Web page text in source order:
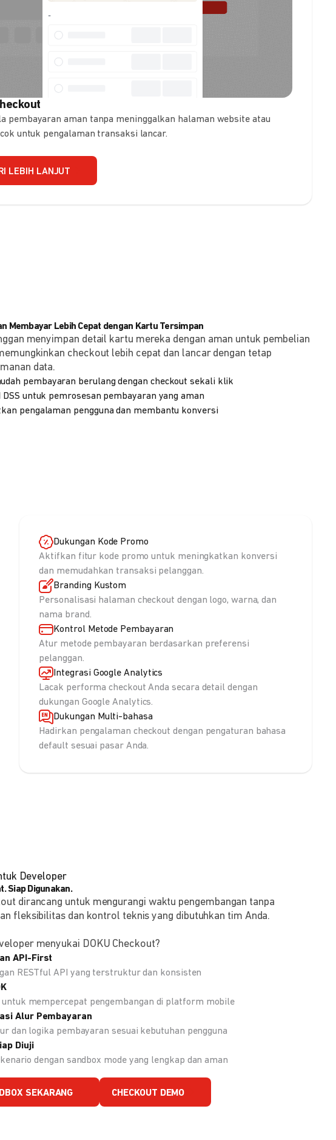
pembayaran aman tanpa meninggalkan halaman website atau
untuk pengalaman transaksi lancar.
LEBIH LANJUT
Membayar Lebih Cepat dengan Kartu Tersimpan
menyimpan detail kartu mereka dengan aman untuk pembelian
checkout lebih cepat dan lancar dengan tetap
data.
pembayaran berulang dengan checkout sekali klik
DSS untuk pemrosesan pembayaran yang aman
pengalaman pengguna dan membantu konversi
Dukungan Kode Promo
Aktifkan fitur kode promo untuk meningkatkan konversi
dan memudahkan transaksi pelanggan.
Branding Kustom
Personalisasi halaman checkout dengan logo, warna, dan
nama brand.
Kontrol Metode Pembayaran
Atur metode pembayaran berdasarkan preferensi
pelanggan.
Integrasi Google Analytics
Lacak performa checkout Anda secara detail dengan
dukungan Google Analytics.
Dukungan Multi-bahasa
Hadirkan pengalaman checkout dengan pengaturan bahasa
default sesuai pasar Anda.
Developer
Siap Digunakan.
dirancang untuk mengurangi waktu pengembangan tanpa
fleksibilitas dan kontrol teknis yang dibutuhkan tim Anda.
menyukai DOKU Checkout?
API-First
RESTful API yang terstruktur dan konsisten
untuk mempercepat pengembangan di platform mobile
Alur Pembayaran
dan logika pembayaran sesuai kebutuhan pengguna
Diuji
dengan sandbox mode yang lengkap dan aman
SEKARANG CHECKOUT DEMO